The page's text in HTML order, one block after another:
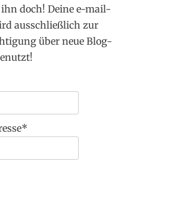
doch! Deine e-mail-
ausschließlich zur
über neue Blog-